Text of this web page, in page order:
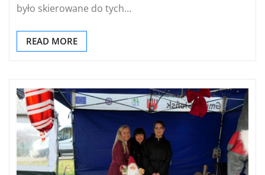
było skierowane do tych…
READ MORE